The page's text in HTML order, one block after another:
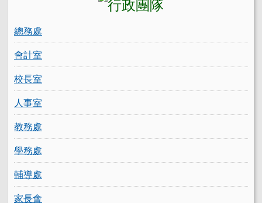
總務處
會計室
校長室
人事室
教務處
學務處
輔導處
家長會